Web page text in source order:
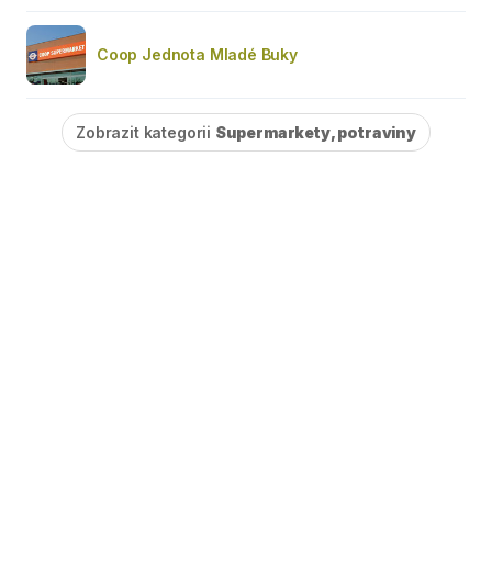
Coop Jednota Mladé Buky
Zobrazit kategorii Supermarkety, potraviny